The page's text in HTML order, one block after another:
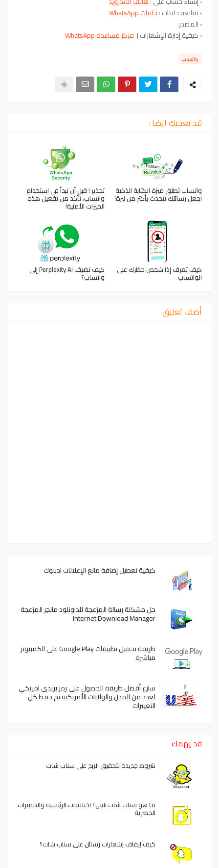
› متابعة حلقات :حلقات WhatsApp
›المصدر:
›كيفية إدارة الإشعارات | مركز مساعدة ‏‎WhatsApp
واتساب
قد يعجبك ايضا :
واتساب تطلق ميزة الكتابة الذكية
اجعل رسائلك تتحدث بأكثر من نبرة!
تحذير ! قبل أن تبدأ في استخدام
واتساب، تأكد من تفعيل هذه
الميزات الأمنية!
كيف تعرف إذا شخص حظرك على
الواتساب
كيف تضيف Perplexity AI إلى
واتساب؟
أضف تعليق
كيفية تعطيل إضافة مانع الإعلانات آدبلوك
حل مشكلة رسالة المزعجة للداونلود مانجر المزعجة
Internet Download Manager
طريقة تحميل تطبيقات Google Play على الكمبيوتر
مباشرة
سارع أفضل طريقة للحصول على رمز بريدي امريكي
لعدد من المدن والولايات الأمريكية تم حفظ كل
التغييرات
قد يهمك
شروط جديدة لتحقيق الربح على سناب شات
ما هو سناب شات بلس؟ اختلافات الرئيسية والمميزات
الحصرية
كيف إيقاف إشعارات رسائل على سناب شات؟